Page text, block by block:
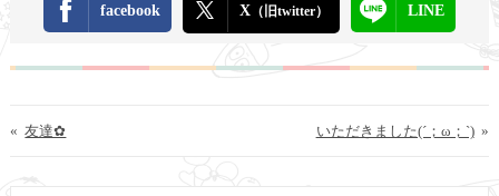
facebook X（旧twitter） LINE
« 友達✿ »
いただきました(´；ω；`)